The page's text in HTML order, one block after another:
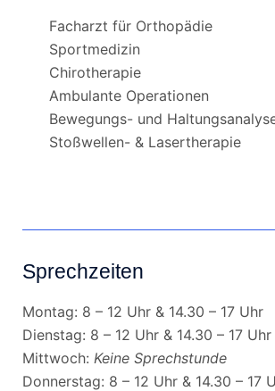
Facharzt für Orthopädie
Sportmedizin
Chirotherapie
Ambulante Operationen
Bewegungs- und
Stoßwellen- & Lasertherapie
Sprechzeiten
Montag: 8 – 12 Uhr & 14.30 – 17 Uhr
Dienstag: 8 – 12 Uhr & 14.30 – 17 Uhr
Mittwoch: Keine Sprechstunde
Donnerstag: 8 – 12 Uhr & 14.30 – 17